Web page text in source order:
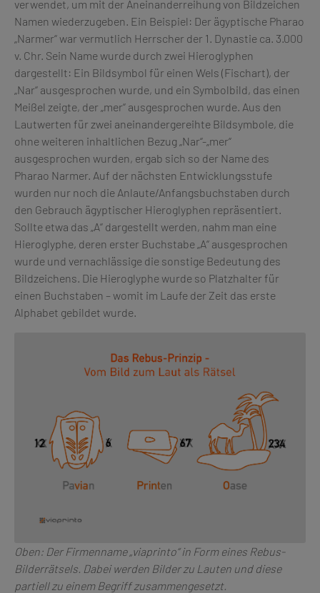
verwendet, um mit der Aneinanderreihung von Bildzeichen
Namen wiederzugeben. Ein Beispiel: Der ägyptische Pharao
„Narmer“ war vermutlich Herrscher der 1. Dynastie ca. 3.000
v. Chr. Sein Name wurde durch zwei Hieroglyphen
dargestellt: Ein Bildsymbol für einen Wels (Fischart), der
„Nar“ ausgesprochen wurde, und ein Symbolbild, das einen
Meißel zeigte, der „mer“ ausgesprochen wurde. Aus den
Lautwerten für zwei aneinandergereihte Bildsymbole, die
ohne weiteren inhaltlichen Bezug „Nar“-„mer“
ausgesprochen wurden, ergab sich so der Name des
Pharao Narmer. Auf der nächsten Entwicklungsstufe
wurden nur noch die Anlaute/Anfangsbuchstaben durch
den Gebrauch ägyptischer Hieroglyphen repräsentiert.
Sollte etwa das „A“ dargestellt werden, nahm man eine
Hieroglyphe, deren erster Buchstabe „A“ ausgesprochen
wurde und vernachlässige die sonstige Bedeutung des
Bildzeichens. Die Hieroglyphe wurde so Platzhalter für
einen Buchstaben – womit im Laufe der Zeit das erste
Alphabet gebildet wurde.
Oben: Der Firmenname „viaprinto“ in Form eines Rebus-
Bilderrätsels. Dabei werden Bilder zu Lauten und diese
partiell zu einem Begriff zusammengesetzt.